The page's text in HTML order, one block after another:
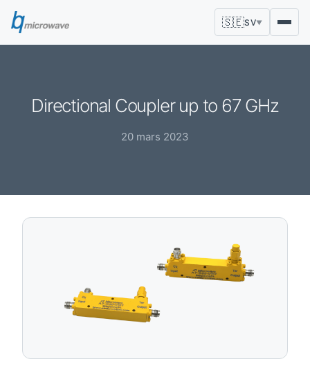
🇸🇪SV▼
Directional Coupler up to 67 GHz
20 mars 2023